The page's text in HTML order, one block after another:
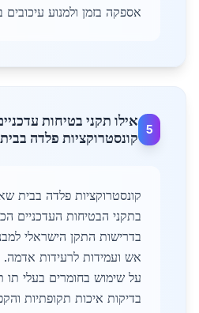
אספקה בזמן ולמנוע עיכובים
5
אילו תקני בטיחות
קונסטרוקציות פלדה
קונסטרוקציות פלדה בבית
בתקני הבטיחות העדכניים
בדרישות התקן הישראלי
אש ועמידות לרעידות אדמה.
על שימוש בחומרים בעלי תו
בדיקות איכות תקופתיות